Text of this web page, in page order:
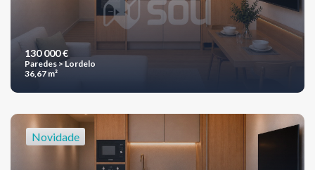
130 000 €
Paredes > Lordelo
36,67 m²
Novidade